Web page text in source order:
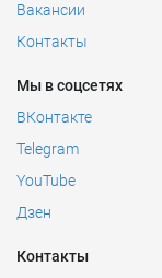
Вакансии
Контакты
Мы в соцсетях
ВКонтакте
Telegram
YouTube
Дзен
Контакты